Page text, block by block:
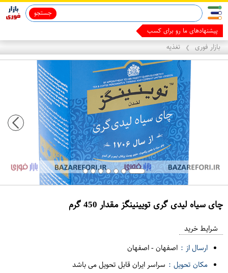
جستجو
پیشنهادهای ما رو برای کسب درآمد بب
بازار فوری ❯ تغذیه
چای سیاه لیدی گری تویینینگز مقدار 450 گرم
شرایط خرید
ارسال از : اصفهان-اصفهان
مکان تحویل : سراسر ایران قابل تحویل می باشد